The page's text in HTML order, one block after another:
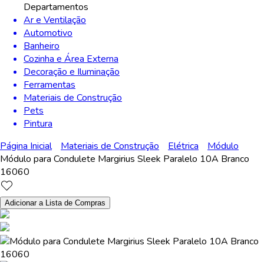
Departamentos
Ar e Ventilação
Automotivo
Banheiro
Cozinha e Área Externa
Decoração e Iluminação
Ferramentas
Materiais de Construção
Pets
Pintura
Página Inicial
Materiais de Construção Elétrica
Módulo
Módulo para Condulete Margirius Sleek Paralelo 10A Branco
16060
Adicionar a Lista de Compras